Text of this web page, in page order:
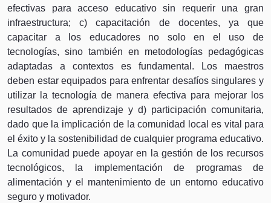
efectivas para acceso educativo sin requerir una gran
infraestructura; c) capacitación de docentes, ya que
capacitar a los educadores no solo en el uso de
tecnologías, sino también en metodologías pedagógicas
adaptadas a contextos es fundamental. Los maestros
deben estar equipados para enfrentar desafíos singulares y
utilizar la tecnología de manera efectiva para mejorar los
resultados de aprendizaje y d) participación comunitaria,
dado que la implicación de la comunidad local es vital para
el éxito y la sostenibilidad de cualquier programa educativo.
La comunidad puede apoyar en la gestión de los recursos
tecnológicos, la implementación de programas de
alimentación y el mantenimiento de un entorno educativo
seguro y motivador.